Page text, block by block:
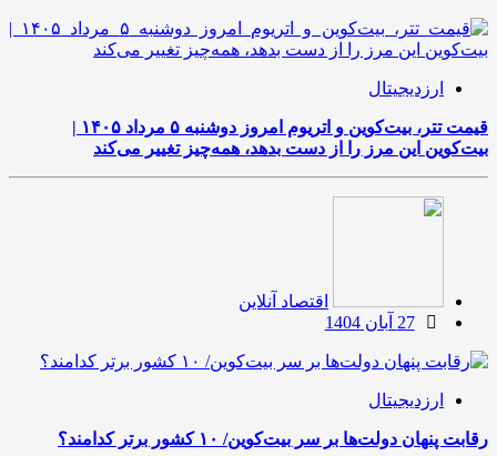
ارزدیجیتال
قیمت تتر، بیت‌کوین و اتریوم امروز دوشنبه ۵ مرداد ۱۴۰۵ |
بیت‌کوین این مرز را از دست بدهد، همه‌چیز تغییر می‌کند
اقتصاد آنلاین
27 آبان 1404
ارزدیجیتال
رقابت پنهان دولت‌ها بر سر بیت‌کوین/ ۱۰ کشور برتر کدامند؟